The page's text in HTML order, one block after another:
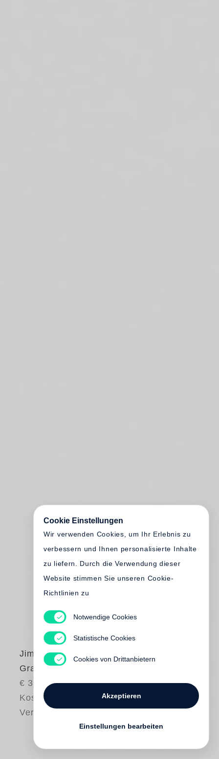
Jim Dine
Grace and Beauty
€ 38.00
Kostenloser
Versand
Cookie Einstellungen
Wir verwenden Cookies, um Ihr Erlebnis zu
verbessern und Ihnen personalisierte Inhalte
zu liefern. Durch die Verwendung dieser
Website stimmen Sie unseren Cookie-
Richtlinien zu
Notwendige Cookies
Statistische Cookies
Cookies von Drittanbietern
Akzeptieren
Einstellungen bearbeiten